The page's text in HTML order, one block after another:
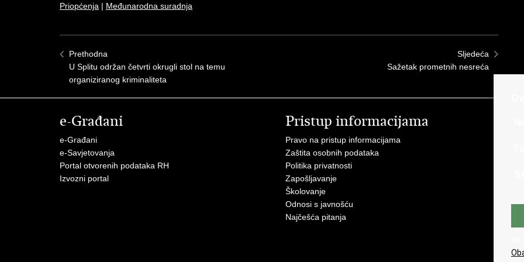
Priopćenja | Međunarodna suradnja
Prethodna
U Splitu održan četvrti okrugli stol na temu
organiziranog kriminaliteta
Sljedeća
Sažetak prometnih nesreća
e-Građani
e-Građani
e-Savjetovanja
Portal otvorenih podataka RH
Izvozni portal
Pristup informacijama
Pravo na pristup informacijama
Zaštita osobnih podataka
Politika privatnosti
Zapošljavanje
Školovanje
Odnosi s javnošću
Najčešća pitanja